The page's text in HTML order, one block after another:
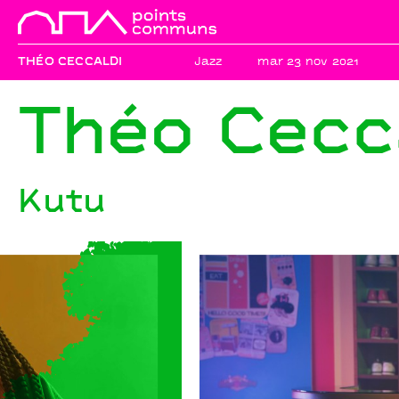
THÉO CECCALDI Jazz mar 23 nov 2021
Théo
Kutu